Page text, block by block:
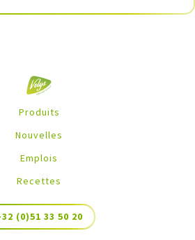
Produits
Nouvelles
Emplois
Recettes
(0)51 33 50 20